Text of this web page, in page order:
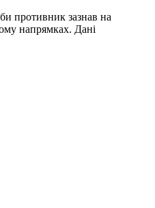
противник зазнав на
напрямках. Дані